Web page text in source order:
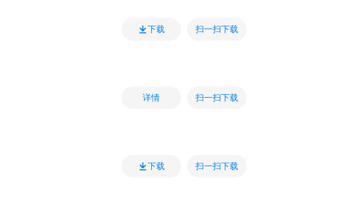
下载 扫一扫下载
详情 扫一扫下载
下载 扫一扫下载